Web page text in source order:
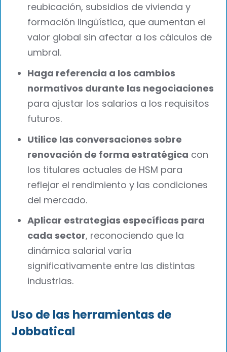
reubicación, subsidios de vivienda y
formación lingüística, que aumentan el
valor global sin afectar a los cálculos de
umbral.
Haga referencia a los cambios
normativos durante las negociaciones
para ajustar los salarios a los requisitos
futuros.
Utilice las conversaciones sobre
renovación de forma estratégica con
los titulares actuales de HSM para
reflejar el rendimiento y las condiciones
del mercado.
Aplicar estrategias específicas para
cada sector, reconociendo que la
dinámica salarial varía
significativamente entre las distintas
industrias.
Uso de las herramientas de
Jobbatical